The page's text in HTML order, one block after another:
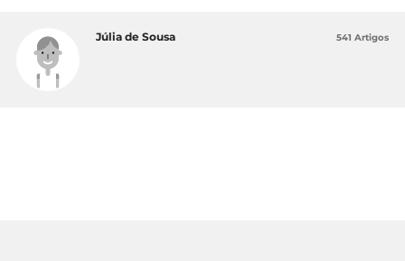
Júlia de Sousa 541 Artigos